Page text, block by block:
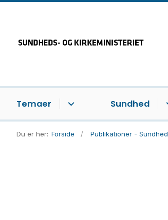
Temaer Sundhed
Du er her: Forside Publikationer - Sundhed